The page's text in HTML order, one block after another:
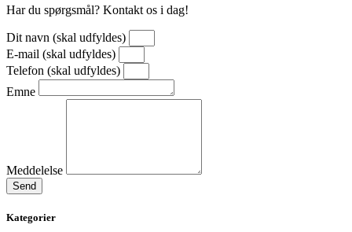
Har du spørgsmål? Kontakt os i dag!
Dit navn (skal udfyldes)
E-mail (skal udfyldes)
Telefon (skal udfyldes)
Emne
Meddelelse
Send
Kategorier